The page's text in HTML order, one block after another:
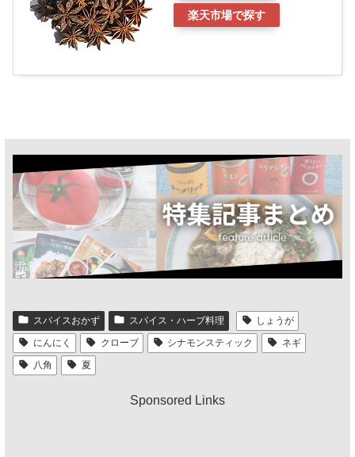
楽天市場で探す
スパイスおかず スパイス・ハーブ料理
しょうが
にんにく
クローブ シナモンスティック
ネギ
八角
夏
Sponsored Links